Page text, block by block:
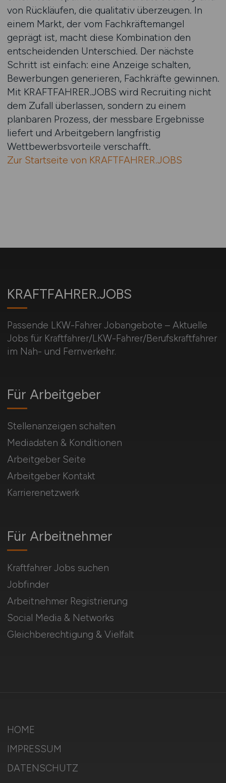
von Rückläufen, die qualitativ überzeugen. In
einem Markt, der vom Fachkräftemangel
geprägt ist, macht diese Kombination den
entscheidenden Unterschied. Der nächste
Schritt ist einfach: eine Anzeige schalten,
Bewerbungen generieren, Fachkräfte gewinnen.
Mit KRAFTFAHRER.JOBS wird Recruiting nicht
dem Zufall überlassen, sondern zu einem
planbaren Prozess, der messbare Ergebnisse
liefert und Arbeitgebern langfristig
Wettbewerbsvorteile verschafft.
Zur Startseite von KRAFTFAHRER.JOBS
KRAFTFAHRER.JOBS
Passende LKW-Fahrer Jobangebote – Aktuelle
Jobs für Kraftfahrer/LKW-Fahrer/Berufskraftfahrer
im Nah- und Fernverkehr.
Für Arbeitnehmer
Kraftfahrer Jobs suchen
Jobfinder
Arbeitnehmer Registrierung
Social Media & Networks
Gleichberechtigung & Vielfalt
Für Arbeitgeber
Stellenanzeigen schalten
Mediadaten & Konditionen
Arbeitgeber Seite
Arbeitgeber Kontakt
Karrierenetzwerk
HOME
IMPRESSUM
DATENSCHUTZ